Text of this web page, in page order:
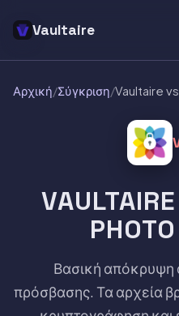
Vaultaire
Αρχική/Σύγκριση/Vaultaire
Βασική απόκρυψη
πρόσβασης. Τα αρχεία